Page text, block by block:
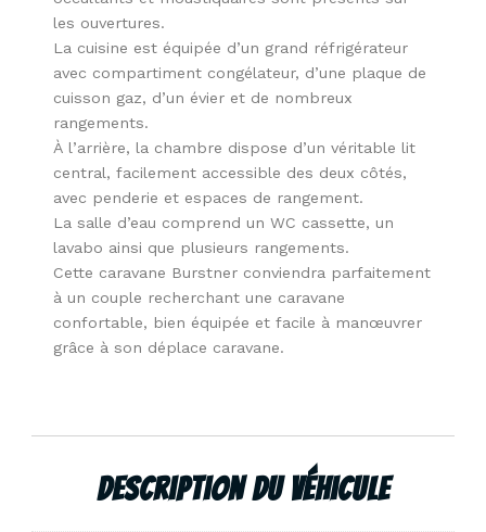
les ouvertures.
La cuisine est équipée d’un grand réfrigérateur
avec compartiment congélateur, d’une plaque de
cuisson gaz, d’un évier et de nombreux
rangements.
À l’arrière, la chambre dispose d’un véritable lit
central, facilement accessible des deux côtés,
avec penderie et espaces de rangement.
La salle d’eau comprend un WC cassette, un
lavabo ainsi que plusieurs rangements.
Cette caravane Burstner conviendra parfaitement
à un couple recherchant une caravane
confortable, bien équipée et facile à manœuvrer
grâce à son déplace caravane.
Description Du Véhicule